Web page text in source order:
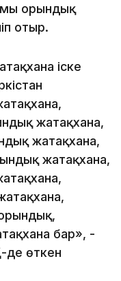
орындық
отыр.
іске
жатақхана,
жатақхана,
жатақхана,
бар», -
де өткен